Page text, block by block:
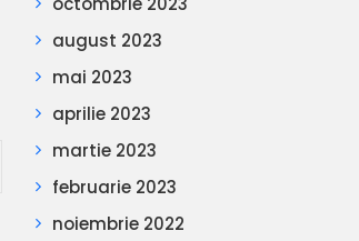
august 2023
mai 2023
aprilie 2023
martie 2023
februarie 2023
noiembrie 2022